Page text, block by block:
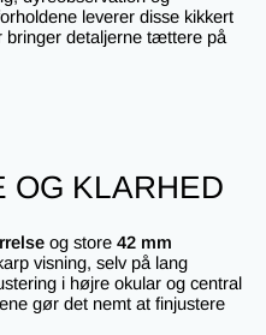
leverer disse kikkert
bringer detaljerne tættere på
OG KLARHED
og store 42 mm
visning, selv på lang
i højre okular og central
gør det nemt at finjustere